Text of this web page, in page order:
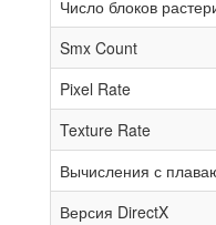
Число блоков
Smx Count
Pixel Rate
Texture Rate
Вычисления с
Версия DirectX